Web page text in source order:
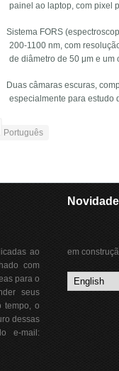
painel ao laptop, com pixel
Sistema FORS
200-1100 nm, com
de diâmetro de 50 μm e
Duas câmaras escuras,
especialmente para estudo
Português
ao
com
para o
seus
tempo, o
dessas
e-mail:
em